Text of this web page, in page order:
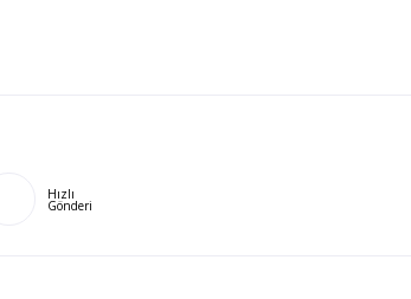
Hızlı
Gönderi